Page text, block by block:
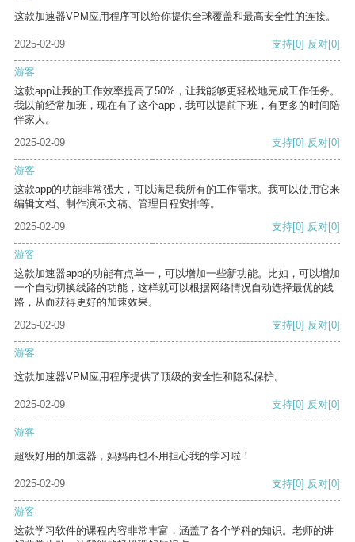
这款加速器VPM应用程序可以给你提供全球覆盖和最高安全性的连接。
2025-02-09 支持[0] 反对[0]
游客
这款app让我的工作效率提高了50%，让我能够更轻松地完成工作任务。
我以前经常加班，现在有了这个app，我可以提前下班，有更多的时间陪
伴家人。
2025-02-09
支持[0] 反对[0]
游客
这款app的功能非常强大，可以满足我所有的工作需求。我可以使用它来
编辑文档、制作演示文稿、管理日程安排等。
2025-02-09
支持[0] 反对[0]
游客
这款加速器app的功能有点单一，可以增加一些新功能。比如，可以增加
一个自动切换线路的功能，这样就可以根据网络情况自动选择最优的线
路，从而获得更好的加速效果。
2025-02-09
支持[0] 反对[0]
游客
这款加速器VPM应用程序提供了顶级的安全性和隐私保护。
2025-02-09 支持[0] 反对[0]
游客
超级好用的加速器，妈妈再也不用担心我的学习啦！
2025-02-09 支持[0] 反对[0]
游客
这款学习软件的课程内容非常丰富，涵盖了各个学科的知识。老师的讲